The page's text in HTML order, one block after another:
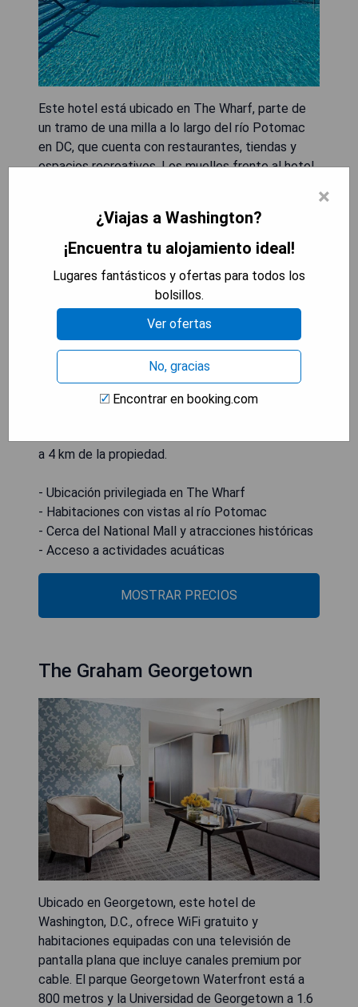
Este hotel está ubicado en The Wharf, parte de
un tramo de una milla a lo largo del río Potomac
en DC, que cuenta con restaurantes, tiendas y
espacios recreativos. Los muelles frente al hotel
Las habitaciones cuentan con vistas al río
Potomac y están equipadas con cafeteras, mini
Algunas habitaciones ofrecen kitchenettes y
áreas de estar separadas. Esta propiedad se
encuentra a solo 3 cuadras del National Mall y
dentro de 1.6 km de muchas atracciones
históricas de DC, como el Museo Nacional del Aire
y el Espacio Smithsonian y el Museo
Conmemorativo del Holocausto de los Estados
a 4 km de la propiedad.
- Ubicación privilegiada en The Wharf
- Habitaciones con vistas al río Potomac
- Cerca del National Mall y atracciones históricas
- Acceso a actividades acuáticas
MOSTRAR PRECIOS
The Graham Georgetown
Ubicado en Georgetown, este hotel de
Washington, D.C., ofrece WiFi gratuito y
habitaciones equipadas con una televisión de
pantalla plana que incluye canales premium por
cable. El parque Georgetown Waterfront está a
800 metros y la Universidad de Georgetown a 1.6
×
¿Viajas a Washington?
¡Encuentra tu alojamiento ideal!
Lugares fantásticos y ofertas para todos los
bolsillos.
Ver ofertas
No, gracias
Encontrar en booking.com